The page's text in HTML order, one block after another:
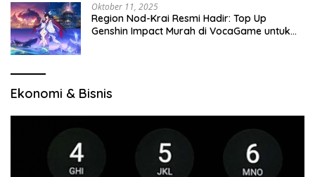
Oktober 11, 2025
Region Nod-Krai Resmi Hadir: Top Up
Genshin Impact Murah di VocaGame untuk
Ekonomi & Bisnis